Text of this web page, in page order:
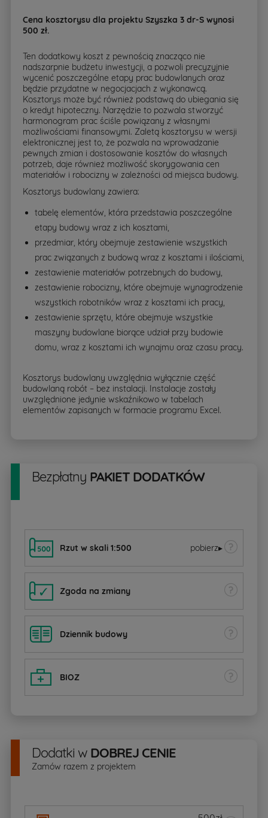
Cena kosztorysu dla projektu Szyszka 3 dr-S wynosi
500 zł.
Ten dodatkowy koszt z pewnością znacząco nie
nadszarpnie budżetu inwestycji, a pozwoli precyzyjnie
wycenić poszczególne etapy prac budowlanych oraz
będzie przydatne w negocjacjach z wykonawcą.
Kosztorys może być również podstawą do ubiegania się
o kredyt hipoteczny. Narzędzie to pozwala stworzyć
harmonogram prac ściśle powiązany z własnymi
możliwościami finansowymi. Zaletą kosztorysu w wersji
elektronicznej jest to, że pozwala na wprowadzanie
pewnych zmian i dostosowanie kosztów do własnych
potrzeb, daje również możliwość skorygowania cen
materiałów i robocizny w zależności od miejsca budowy.
Kosztorys budowlany zawiera:
tabelę elementów, która przedstawia poszczególne
etapy budowy wraz z ich kosztami,
przedmiar, który obejmuje zestawienie wszystkich
prac związanych z budową wraz z kosztami i ilościami,
zestawienie materiałów potrzebnych do budowy,
zestawienie robocizny, które obejmuje wynagrodzenie
wszystkich robotników wraz z kosztami ich pracy,
zestawienie sprzętu, które obejmuje wszystkie
maszyny budowlane biorące udział przy budowie
domu, wraz z kosztami ich wynajmu oraz czasu pracy.
Kosztorys budowlany uwzględnia wyłącznie część
budowlaną robót – bez instalacji. Instalacje zostały
uwzględnione jedynie wskaźnikowo w tabelach
elementów zapisanych w formacie programu Excel.
Bezpłatny PAKIET DODATKÓW
Rzut w skali 1:500 pobierz▸
Zgoda na zmiany
Dziennik budowy
BIOZ
Dodatki w DOBREJ CENIE
Zamów razem z projektem